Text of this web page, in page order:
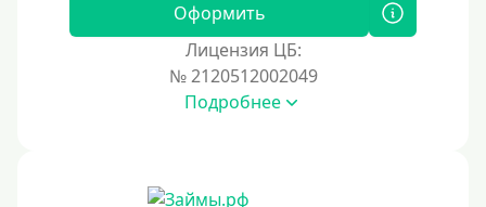
Оформить
Лицензия ЦБ:
№ 2120512002049
Подробнее